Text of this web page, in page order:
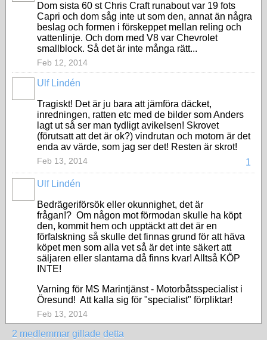
Dom sista 60 st Chris Craft runabout var 19 fots
Capri och dom såg inte ut som den, annat än några
beslag och formen i förskeppet mellan reling och
vattenlinje. Och dom med V8 var Chevrolet
smallblock. Så det är inte många rätt...
Feb 12, 2014
Ulf Lindén
Tragiskt! Det är ju bara att jämföra däcket,
inredningen, ratten etc med de bilder som Anders
lagt ut så ser man tydligt avikelsen! Skrovet
(förutsatt att det är ok?) vindrutan och motorn är det
enda av värde, som jag ser det! Resten är skrot!
1
Feb 13, 2014
Ulf Lindén
Bedrägeriförsök eller okunnighet, det är
frågan!? Om någon mot förmodan skulle ha köpt
den, kommit hem och upptäckt att det är en
förfalskning så skulle det finnas grund för att häva
köpet men som alla vet så är det inte säkert att
säljaren eller slantarna då finns kvar! Alltså KÖP
INTE!
Varning för MS Marintjänst - Motorbåtsspecialist i
Öresund! Att kalla sig för "specialist" förpliktar!
Feb 13, 2014
2 medlemmar gillade detta